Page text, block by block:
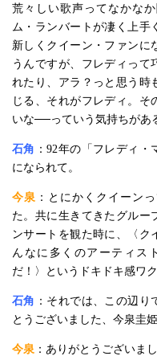
荒々しい歌声ってなかな
ム・ランバートが凄く上手
新しくクイーン・ファンに
うんですが、フレディって
れたり、アラ？っと思う時
じる、それがフレディ。そ
いな──っていう気持ちがあ
石角 ：92年の「フレディ
になられて。
今泉 ：とにかくクイーン
た。共に生きてきたグルー
ンサートを観た時に、〈ク
んなに多くのアーティス
だ！〉というドキドキ感ワ
石角 ：それでは、この辺
とうございました、今泉圭
今泉 ：ありがとうございまし